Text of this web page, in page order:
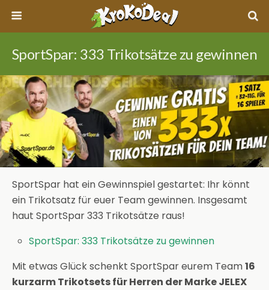
SportSpar: 333 Trikotsätze zu gewinnen
SportSpar hat ein Gewinnspiel gestartet: Ihr könnt
ein Trikotsatz für euer Team gewinnen. Insgesamt
haut SportSpar 333 Trikotsätze raus!
SportSpar: 333 Trikotsätze zu gewinnen
Mit etwas Glück schenkt SportSpar eurem Team16
kurzarm Trikotsets für Herren der Marke JELEX